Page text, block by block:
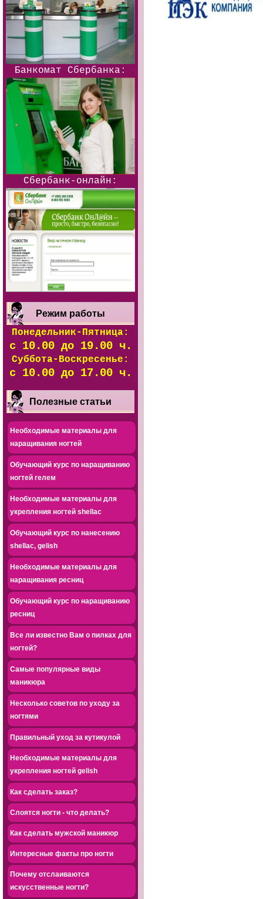
Банкомат Сбербанка:
Сбербанк-онлайн:
Режим работы
Понедельник-Пятница:
с 10.00 до 19.00 ч.
Суббота-Воскресенье:
с 10.00 до 17.00 ч.
Полезные статьи
Необходимые материалы для
наращивания ногтей
Обучающий курс по наращиванию
ногтей гелем
Необходимые материалы для
укрепления ногтей shellac
Обучающий курс по нанесению
shellac, gelish
Необходимые материалы для
наращивания ресниц
Обучающий курс по наращиванию
ресниц
Все ли известно Вам о пилках для
ногтей?
Самые популярные виды
маникюра
Несколько советов по уходу за
ногтями
Правильный уход за кутикулой
Необходимые материалы для
укрепления ногтей gelish
Как сделать заказ?
Слоятся ногти - что делать?
Как сделать мужской маникюр
Интересные факты про ногти
Почему отслаиваются
искусственные ногти?